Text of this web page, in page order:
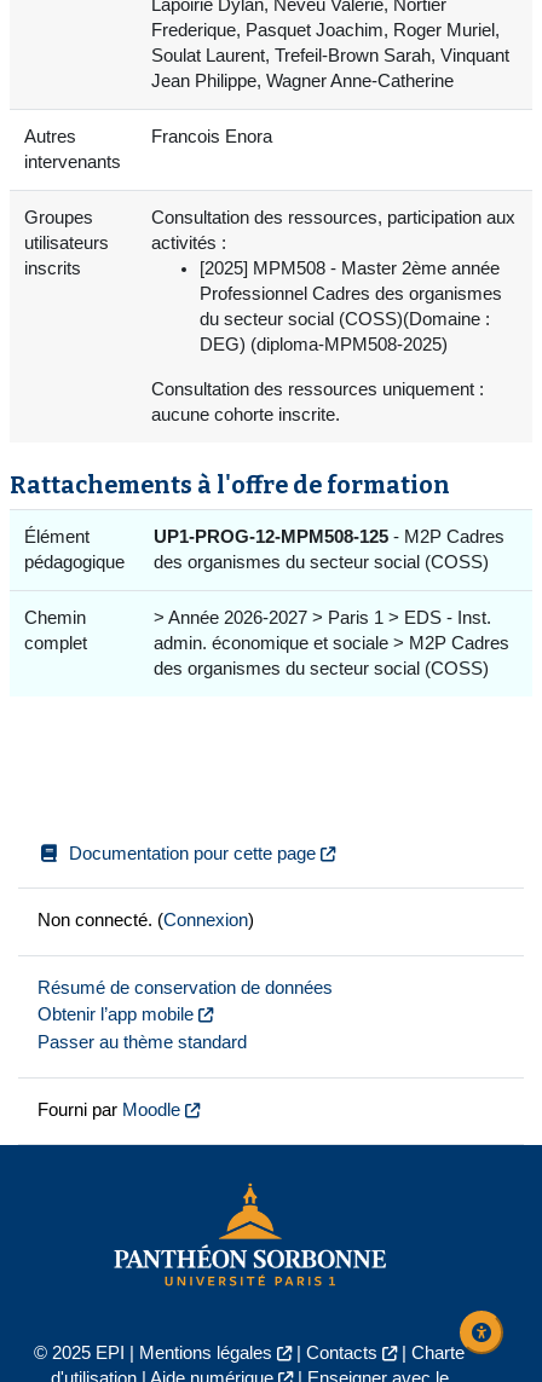
Lapoirie Dylan, Neveu Valerie, Nortier
Frederique, Pasquet Joachim, Roger Muriel,
Soulat Laurent, Trefeil-Brown Sarah, Vinquant
Jean Philippe, Wagner Anne-Catherine
Autres
intervenants
Francois Enora
Groupes
utilisateurs
inscrits
Consultation des ressources, participation aux
activités :
[2025] MPM508 - Master 2ème année
Professionnel Cadres des organismes
du secteur social (COSS)(Domaine :
DEG) (diploma-MPM508-2025)
Consultation des ressources uniquement :
aucune cohorte inscrite.
Rattachements à l'offre de formation
Élément
pédagogique
UP1-PROG-12-MPM508-125 - M2P Cadres
des organismes du secteur social (COSS)
Chemin
complet
> Année 2026-2027 > Paris 1 > EDS - Inst.
admin. économique et sociale > M2P Cadres
des organismes du secteur social (COSS)
Documentation pour cette page
Non connecté. (Connexion)
Résumé de conservation de données
Obtenir l’app mobile
Passer au thème standard
Fourni par Moodle
© 2025 EPI | Mentions légales | Contacts | Charte